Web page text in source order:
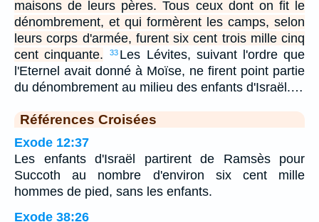
maisons de leurs pères. Tous ceux dont on fit le
dénombrement, et qui formèrent les camps, selon
leurs corps d'armée, furent six cent trois mille cinq
cent cinquante.
33 Les Lévites, suivant l'ordre que
l'Eternel avait donné à Moïse, ne firent point partie
du dénombrement au milieu des enfants d'Israël.…
Références Croisées
Exode 12:37
Les enfants d'Israël partirent de Ramsès pour
Succoth au nombre d'environ six cent mille
hommes de pied, sans les enfants.
Exode 38:26